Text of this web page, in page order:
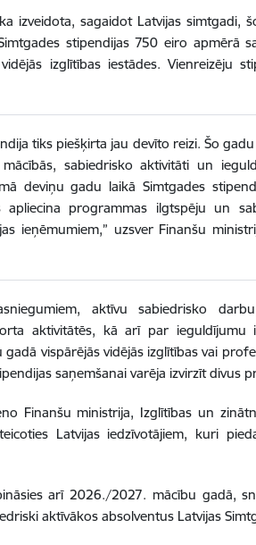
izveidota, sagaidot Latvijas simtgadi,
stipendijas 750 eiro apmērā
izglītības iestādes. Vienreizēju
tiks piešķirta jau devīto reizi. Šo
sabiedrisko aktivitāti un
deviņu gadu laikā Simtgades
apliecina programmas ilgtspēju un
ieņēmumiem,” uzsver Finanšu
aktīvu sabiedrisko
aktivitātēs, kā arī par ieguldījumu
vispārējās vidējās izglītības vai
saņemšanai varēja izvirzīt divus
Finanšu ministrija, Izglītības un
Latvijas iedzīvotājiem, kuri
arī 2026./2027. mācību gadā,
aktīvākos absolventus Latvijas